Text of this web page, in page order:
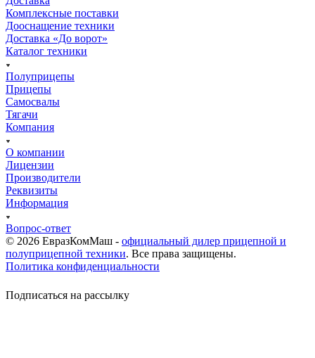
Комплексные поставки
Дооснащение техники
Доставка «До ворот»
Каталог техники
Полуприцепы
Прицепы
Самосвалы
Тягачи
Компания
О компании
Лицензии
Производители
Реквизиты
Информация
Вопрос-ответ
© 2026 ЕвразКомМаш - официальный дилер прицепной и
полуприцепной техники. Все права защищены.
Политика конфиденциальности
Подписаться на рассылку